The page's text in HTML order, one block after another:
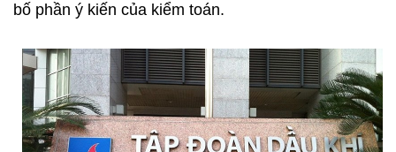
bố phần ý kiến của kiểm toán.